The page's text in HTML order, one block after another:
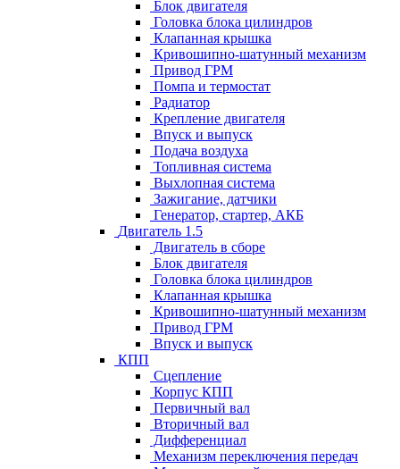
Блок двигателя
Головка блока цилиндров
Клапанная крышка
Кривошипно-шатунный механизм
Привод ГРМ
Помпа и термостат
Радиатор
Крепление двигателя
Впуск и выпуск
Подача воздуха
Топливная система
Выхлопная система
Зажигание, датчики
Генератор, стартер, АКБ
Двигатель 1.5
Двигатель в сборе
Блок двигателя
Головка блока цилиндров
Клапанная крышка
Кривошипно-шатунный механизм
Привод ГРМ
Впуск и выпуск
КПП
Сцепление
Корпус КПП
Первичный вал
Вторичный вал
Дифференциал
Механизм переключения передач